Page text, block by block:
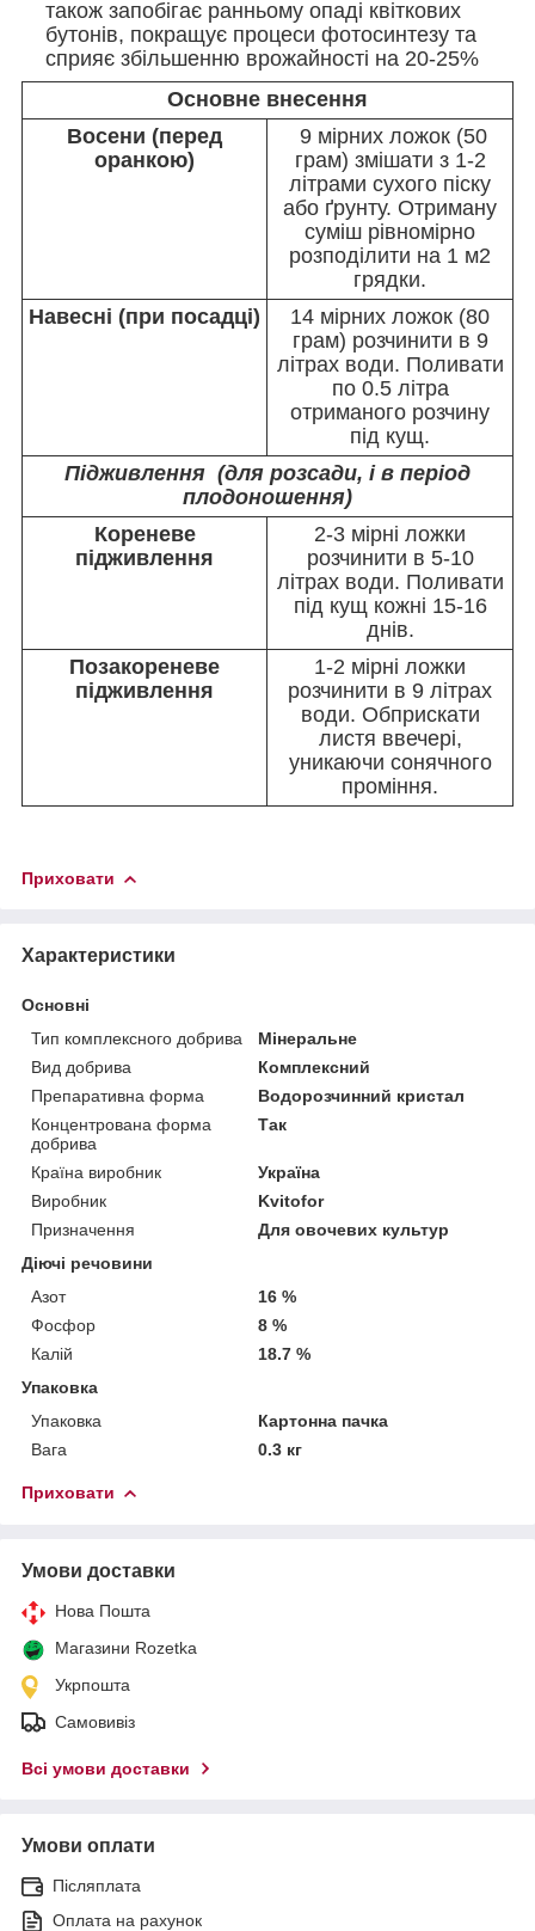
також запобігає ранньому опаді квіткових
бутонів, покращує процеси фотосинтезу та
сприяє збільшенню врожайності на 20-25%
Основне внесення
Восени (перед
оранкою)
9 мірних ложок (50
грам) змішати з 1-2
літрами сухого піску
або ґрунту. Отриману
суміш рівномірно
розподілити на 1 м2
грядки.
Навесні (при посадці)
14 мірних ложок (80
грам) розчинити в 9
літрах води. Поливати
по 0.5 літра
отриманого розчину
під кущ.
Підживлення (для розсади, і в період
плодоношення)
Кореневе
підживлення
2-3 мірні ложки
розчинити в 5-10
літрах води. Поливати
під кущ кожні 15-16
днів.
Позакореневе
підживлення
1-2 мірні ложки
розчинити в 9 літрах
води. Обприскати
листя ввечері,
уникаючи сонячного
проміння.
Приховати
Характеристики
Основні
Тип комплексного добрива
Мінеральне
Вид добрива
Комплексний
Препаративна форма
Водорозчинний кристал
Концентрована форма
добрива
Так
Країна виробник
Україна
Виробник
Kvitofor
Призначення
Для овочевих культур
Діючі речовини
Азот
16 %
Фосфор
8 %
Калій
18.7 %
Упаковка
Упаковка
Картонна пачка
Вага
0.3 кг
Приховати
Умови доставки
Нова Пошта
Магазини Rozetka
Укрпошта
Самовивіз
Всі умови доставки
Умови оплати
Післяплата
Оплата на рахунок